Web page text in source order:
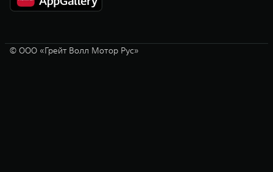
© ООО «Грейт Волл Мотор Рус»